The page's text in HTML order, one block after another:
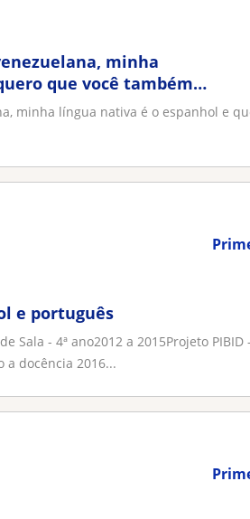
minha
que você também
minha língua nativa é o espanhol e
e português
Sala - 4ª ano2012 a 2015Projeto PIBID -
a docência 2016...